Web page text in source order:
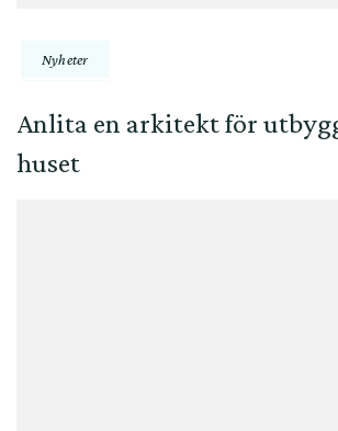
Nyheter
Anlita en arkitekt för
huset